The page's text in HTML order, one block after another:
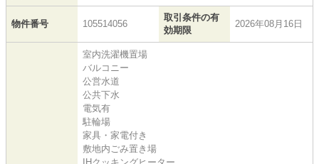
物件番号 105514056
取引条件の有
効期限
2026年08月16日
室内洗濯機置場
バルコニー
公営水道
公共下水
電気有
駐輪場
家具・家電付き
敷地内ごみ置き場